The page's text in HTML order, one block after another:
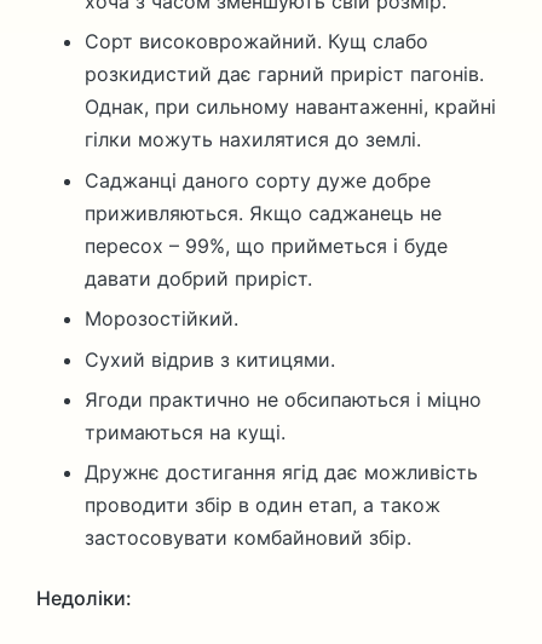
Сорт високоврожайний. Кущ слабо
розкидистий дає гарний приріст пагонів.
Однак, при сильному навантаженні, крайні
гілки можуть нахилятися до землі.
Саджанці даного сорту дуже добре
приживляються. Якщо саджанець не
пересох – 99%, що прийметься і буде
давати добрий приріст.
Морозостійкий.
Сухий відрив з китицями.
Ягоди практично не обсипаються і міцно
тримаються на кущі.
Дружнє достигання ягід дає можливість
проводити збір в один етап, а також
застосовувати комбайновий збір.
Недоліки: